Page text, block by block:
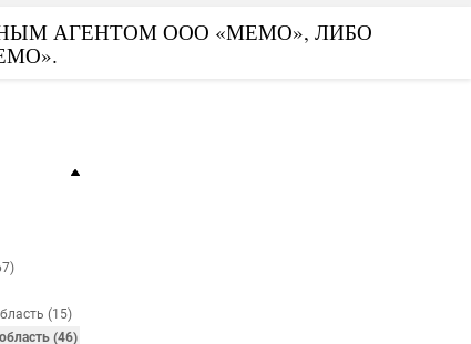
АГЕНТОМ ООО «МЕМО», ЛИБО
(15)
(46)